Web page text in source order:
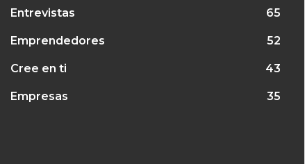
Entrevistas 65
Emprendedores 52
Cree en ti 43
Empresas 35